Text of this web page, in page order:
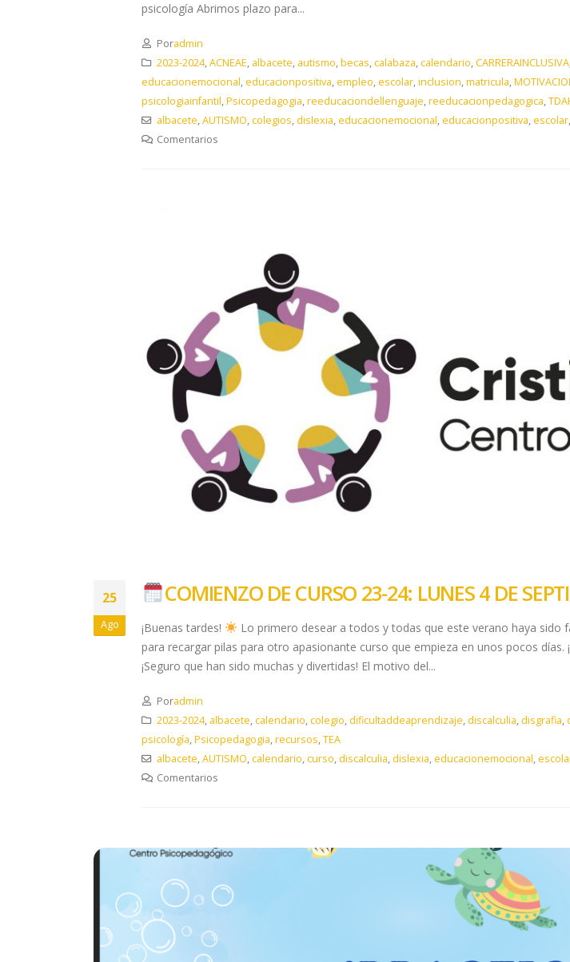
psicología Abrimos plazo para...
Poradmin
2023-2024,ACNEAE, albacete, autismo,becas,calabaza,calendario,CARRERAINCLUSIVA
educacionemocional,educacionpositiva,empleo,escolar,inclusion,matricula,
psicologiainfantil,Psicopedagogia,reeducaciondellenguaje,reeducacionpedagogica,
albacete,AUTISMO,colegios, dislexia,educacionemocional,educacionpositiva,escolar,
Comentarios
25
Ago
COMIENZO DE CURSO 23-24: LUNES 4 DE
¡Buenas tardes!
Lo primero desear a todos y todas que este verano haya
para recargar pilas para otro apasionante curso que empieza en unos pocos
¡Seguro que han sido muchas y divertidas! El motivo del...
Poradmin
2023-2024, albacete,calendario,colegio, dificultaddeaprendizaje, discalculia, disgrafia,
psicología,Psicopedagogia,recursos,TEA
albacete,AUTISMO,calendario,curso, discalculia, dislexia,educacionemocional,
Comentarios